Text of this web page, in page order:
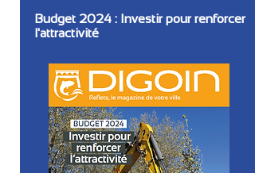
Budget 2024 : Investir pour renforcer
l'attractivité